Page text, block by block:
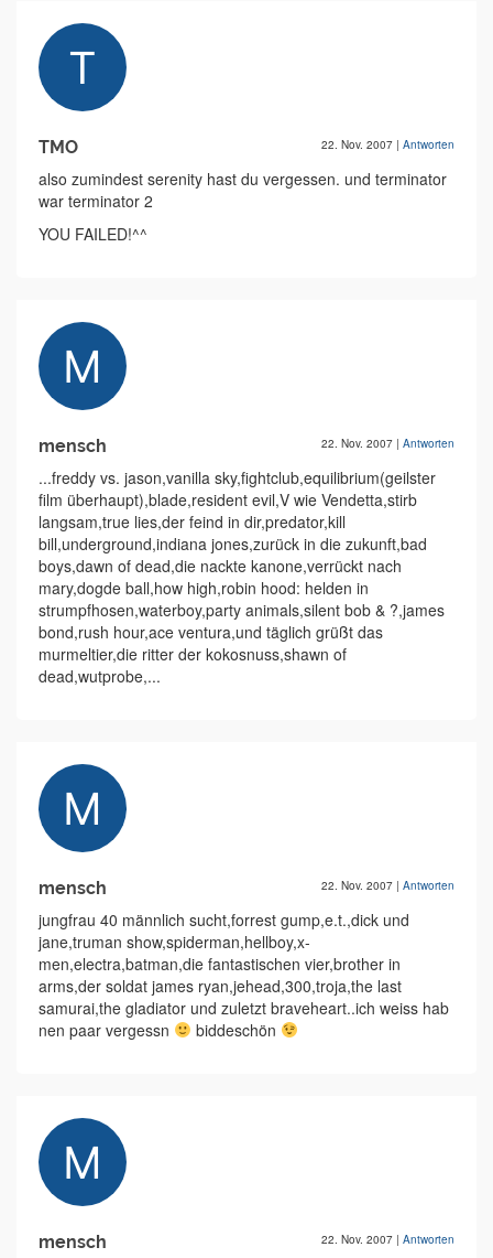
TMO 22. Nov. 2007 | Antworten
also zumindest serenity hast du vergessen. und terminator
war terminator 2
YOU FAILED!^^
mensch 22. Nov. 2007 | Antworten
...freddy vs. jason,vanilla sky,fightclub,equilibrium(geilster
film überhaupt),blade,resident evil,V wie Vendetta,stirb
langsam,true lies,der feind in dir,predator,kill
bill,underground,indiana jones,zurück in die zukunft,bad
boys,dawn of dead,die nackte kanone,verrückt nach
mary,dogde ball,how high,robin hood: helden in
strumpfhosen,waterboy,party animals,silent bob & ?,james
bond,rush hour,ace ventura,und täglich grüßt das
murmeltier,die ritter der kokosnuss,shawn of
dead,wutprobe,...
mensch 22. Nov. 2007 | Antworten
jungfrau 40 männlich sucht,forrest gump,e.t.,dick und
jane,truman show,spiderman,hellboy,x-
men,electra,batman,die fantastischen vier,brother in
arms,der soldat james ryan,jehead,300,troja,the last
samurai,the gladiator und zuletzt braveheart..ich weiss hab
nen paar vergessn
biddeschön
mensch 22. Nov. 2007 | Antworten